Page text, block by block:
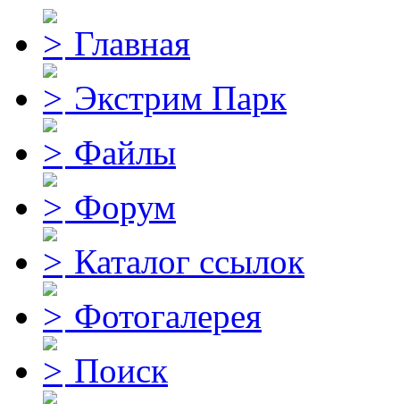
Главная
Экстрим Парк
Файлы
Форум
Каталог ссылок
Фотогалерея
Поиск